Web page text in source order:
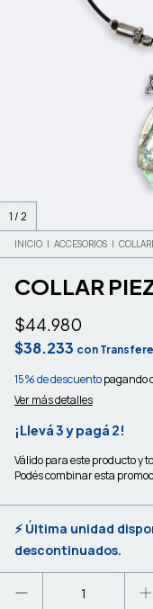
1/2
INICIO | ACCESORIOS |
COLLAR
$44.980
$38.233 con
15% de descuentopagando
Ver más detalles
¡Llevá 3 y pagá 2!
Válido para este producto y
Podés combinar esta
⚡ Última unidad
descontinuados.